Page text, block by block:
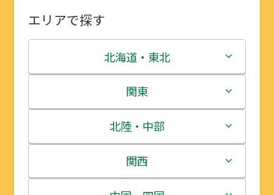
エリアで探す
北海道・東北
北海道
青森県
岩手県
宮城県
関東
茨城県
栃木県
北陸・中部
新潟県
関西